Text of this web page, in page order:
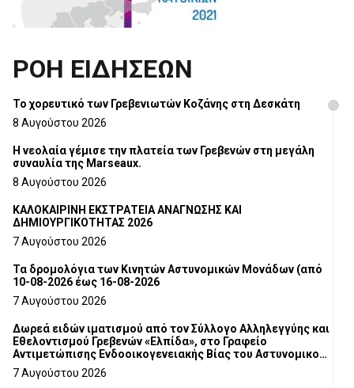
ΡΟΗ ΕΙΔΗΣΕΩΝ
Το χορευτικό των Γρεβενιωτών Κοζάνης στη Δεσκάτη
8 Αυγούστου 2026
Η νεολαία γέμισε την πλατεία των Γρεβενών στη μεγάλη
συναυλία της Marseaux.
8 Αυγούστου 2026
ΚΑΛΟΚΑΙΡΙΝΗ ΕΚΣΤΡΑΤΕΙΑ ΑΝΑΓΝΩΣΗΣ ΚΑΙ
ΔΗΜΙΟΥΡΓΙΚΟΤΗΤΑΣ 2026
7 Αυγούστου 2026
Τα δρομολόγια των Κινητών Αστυνομικών Μονάδων (από
10-08-2026 έως 16-08-2026
7 Αυγούστου 2026
Δωρεά ειδών ιματισμού από τον Σύλλογο Αλληλεγγύης και
Εθελοντισμού Γρεβενών «Ελπίδα», στο Γραφείο
Αντιμετώπισης Ενδοοικογενειακής Βίας του Αστυνομικού
Τμήματος Γρεβενών
7 Αυγούστου 2026